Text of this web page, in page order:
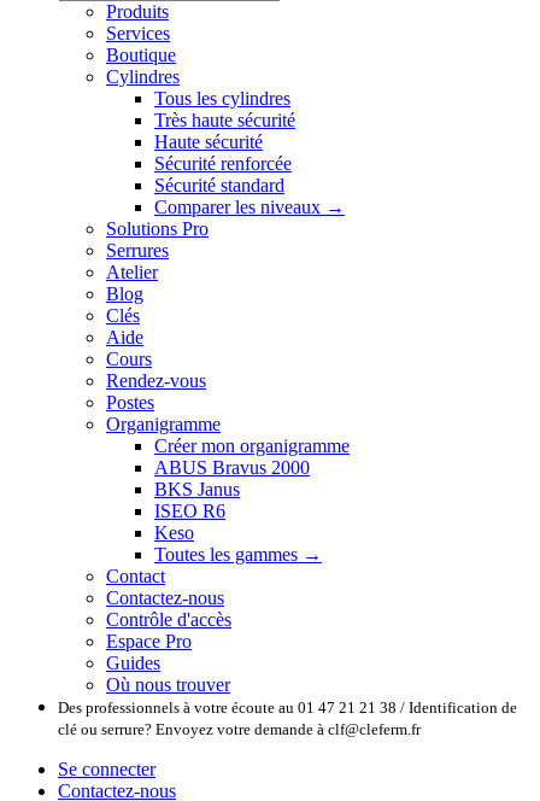
Produits
Services
Boutique
Cylindres
Tous les cylindres
Très haute sécurité
Haute sécurité
Sécurité renforcée
Sécurité standard
Comparer les niveaux →
Solutions Pro
Serrures
Atelier
Blog
Clés
Aide
Cours
Rendez-vous
Postes
Organigramme
Créer mon organigramme
ABUS Bravus 2000
BKS Janus
ISEO R6
Keso
Toutes les gammes →
Contact
Contactez-nous
Contrôle d'accès
Espace Pro
Guides
Où nous trouver
Des professionnels à votre écoute au 01 47 21 21 38 / Identification de
clé ou serrure? Envoyez votre demande à clf@cleferm.fr
Se connecter
Contactez-nous